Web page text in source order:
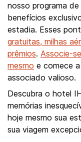
nosso programa
benefícios
estadia. Esses
gratuitas, milhas
prêmios. Associe-
mesmo e comece
associado valioso.
Descubra o hotel
memórias
hoje mesmo sua
sua viagem